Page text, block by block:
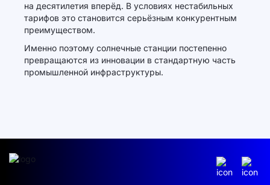
на десятилетия вперёд. В условиях нестабильных
тарифов это становится серьёзным конкурентным
преимуществом.
Именно поэтому солнечные станции постепенно
превращаются из инновации в стандартную часть
промышленной инфраструктуры.